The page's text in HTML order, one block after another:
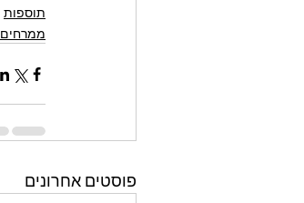
תוספות
ממרחים
פוסטים אחרונים